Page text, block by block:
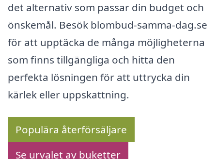
det alternativ som passar din budget och
önskemål. Besök blombud-samma-dag.se
för att upptäcka de många möjligheterna
som finns tillgängliga och hitta den
perfekta lösningen för att uttrycka din
kärlek eller uppskattning.
Populära återförsäljare
Se urvalet av buketter